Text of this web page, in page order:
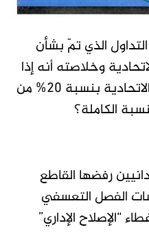
الذي تمّ بشأن
وخلاصته أنه إذا
أمكن تسيير أعمال الحكومة الاتحادية بنسبة 20% من
الكاملة؟
رفضها القاطع
الفصل التعسفي
“الإصلاح الإداري”